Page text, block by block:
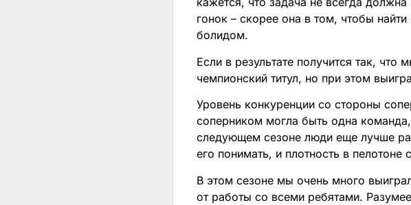
гонок – скорее она в том, чтобы
болидом.
Если в результате получится так,
чемпионский титул, но при этом
Уровень конкуренции со стороны
соперником могла быть одна
следующем сезоне люди еще лучше
его понимать, и плотность в пелотоне
В этом сезоне мы очень много
от работы со всеми ребятами.